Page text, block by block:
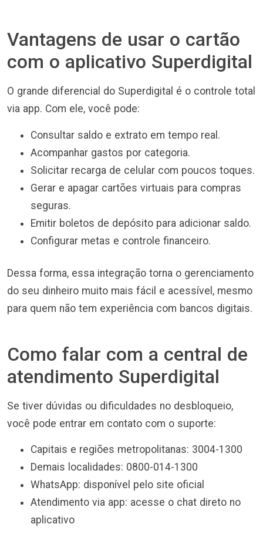
Vantagens de usar o cartão
com o aplicativo Superdigital
O grande diferencial do Superdigital é o controle total
via app. Com ele, você pode:
Consultar saldo e extrato em tempo real.
Acompanhar gastos por categoria.
Solicitar recarga de celular com poucos toques.
Gerar e apagar cartões virtuais para compras
seguras.
Emitir boletos de depósito para adicionar saldo.
Configurar metas e controle financeiro.
Dessa forma, essa integração torna o gerenciamento
do seu dinheiro muito mais fácil e acessível, mesmo
para quem não tem experiência com bancos digitais.
Como falar com a central de
atendimento Superdigital
Se tiver dúvidas ou dificuldades no desbloqueio,
você pode entrar em contato com o suporte:
Capitais e regiões metropolitanas: 3004-1300
Demais localidades: 0800-014-1300
WhatsApp: disponível pelo site oficial
Atendimento via app: acesse o chat direto no
aplicativo